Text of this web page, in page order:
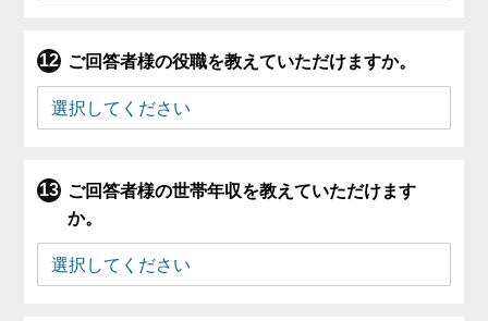
ご回答者様の役職を教えていただけますか。
ご回答者様の世帯年収を教えていただけます
か。